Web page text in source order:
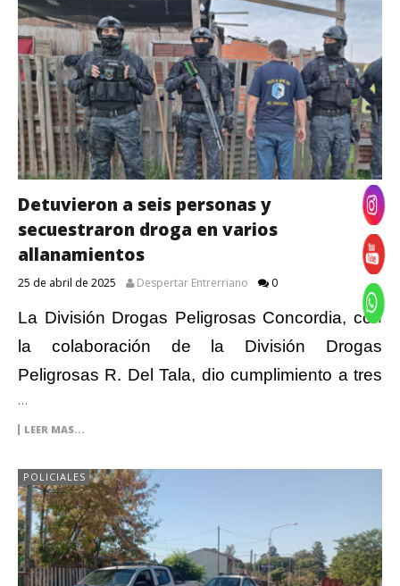
Detuvieron a seis personas y
secuestraron droga en varios
allanamientos
25 de abril de 2025 Despertar Entrerriano 0
La División Drogas Peligrosas Concordia, con
la colaboración de la División Drogas
Peligrosas R. Del Tala, dio cumplimiento a tres
…
LEER MAS...
POLICIALES